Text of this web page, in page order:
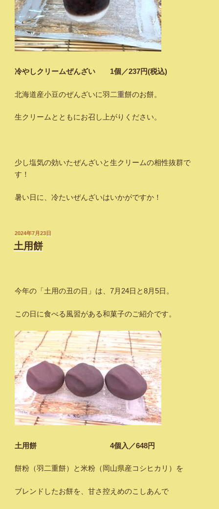
冷やしクリームぜんざい 1個／237円(税込)
北海道産小豆のぜんざいに羽二重餅のお餅。
生クリームとともにお召し上がりください。
少し塩気の効いたぜんざいと生クリームの相性抜群で
す！
暑い日に、冷たいぜんざいはいかがですか！
投
稿
日:
2024年7月23日
土用餅
今年の「土用の丑の日」は、7月24日と8月5日。
この日に食べる風習がある和菓子のご紹介です。
土用餅 4個入／648円
餅粉（羽二重餅）と米粉（岡山県産コシヒカリ）を
ブレンドしたお餅を、甘さ控えめのこしあんで